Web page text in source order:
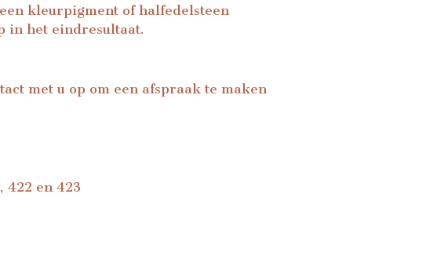
kleurpigment of halfedelsteen
in het eindresultaat.
met u op om een afspraak te maken
422 en 423